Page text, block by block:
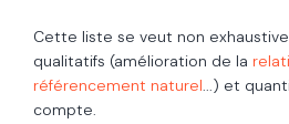
Cette liste se veut non
qualitatifs (amélioration de la
référencement naturel...) et
compte.